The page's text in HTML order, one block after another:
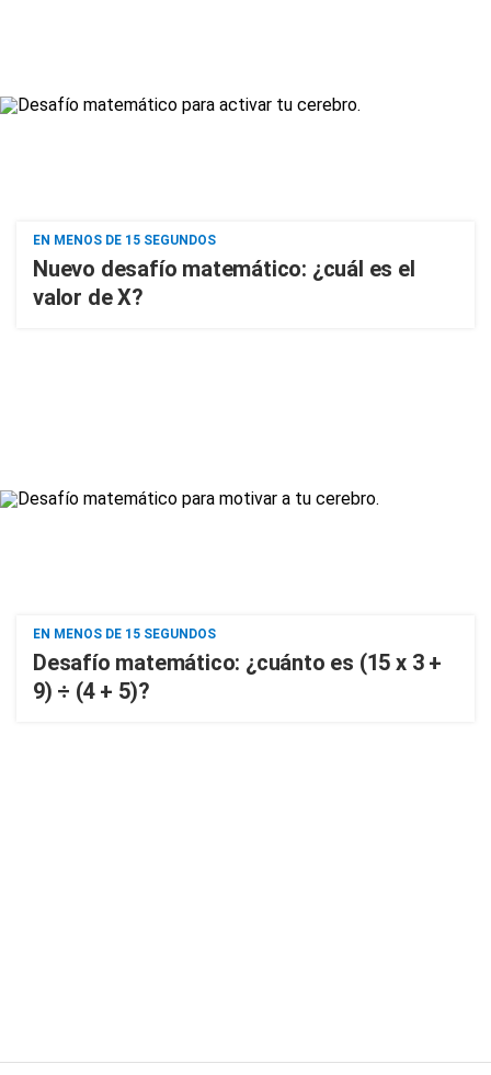
EN MENOS DE 15 SEGUNDOS
Nuevo desafío matemático: ¿cuál es el
valor de X?
EN MENOS DE 15 SEGUNDOS
Desafío matemático: ¿cuánto es (15 x 3 +
9) ÷ (4 + 5)?